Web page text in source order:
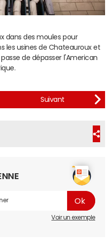
dans des moules pour
les usines de Chateauroux et
de dépasser l'American
Voir un exemple